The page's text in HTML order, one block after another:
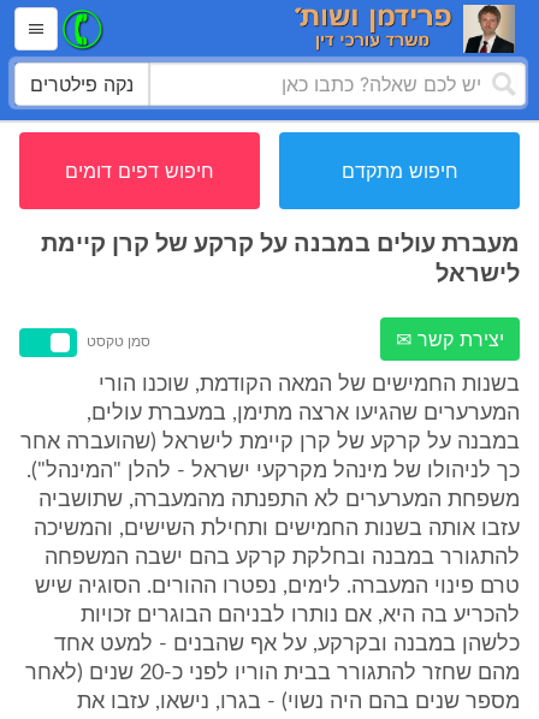
נקה פילטרים
חיפוש מתקדם חיפוש דפים דומים
מעברת עולים במבנה על קרקע של קרן קיימת
לישראל
יצירת קשר ✉ סמן טקסט
בשנות החמישים של המאה הקודמת, שוכנו הורי
המערערים שהגיעו ארצה מתימן, במעברת עולים,
במבנה על קרקע של קרן קיימת לישראל (שהועברה אחר
כך לניהולו של מינהל מקרקעי ישראל - להלן "המינהל").
משפחת המערערים לא התפנתה מהמעברה, שתושביה
עזבו אותה בשנות החמישים ותחילת השישים, והמשיכה
להתגורר במבנה ובחלקת קרקע בהם ישבה המשפחה
טרם פינוי המעברה. לימים, נפטרו ההורים. הסוגיה שיש
להכריע בה היא, אם נותרו לבניהם הבוגרים זכויות
כלשהן במבנה ובקרקע, על אף שהבנים - למעט אחד
מהם שחזר להתגורר בבית הוריו לפני כ-20 שנים (לאחר
מספר שנים בהם היה נשוי) - בגרו, נישאו, עזבו את